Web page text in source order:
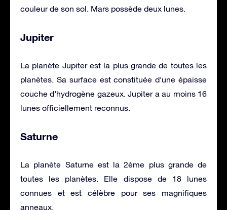
couleur de son sol. Mars possède deux lunes.
Jupiter
La planète Jupiter est la plus grande de toutes les
planètes. Sa surface est constituée d’une épaisse
couche d’hydrogène gazeux. Jupiter a au moins 16
lunes officiellement reconnus.
Saturne
La planète Saturne est la 2ème plus grande de
toutes les planètes. Elle dispose de 18 lunes
connues et est célèbre pour ses magnifiques
anneaux.